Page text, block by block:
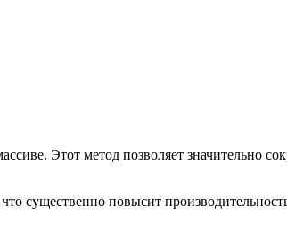
Этот метод позволяет значительно
существенно повысит